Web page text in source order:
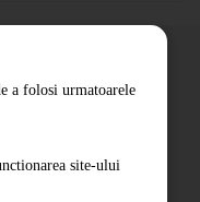
a folosi urmatoarele
site-ului